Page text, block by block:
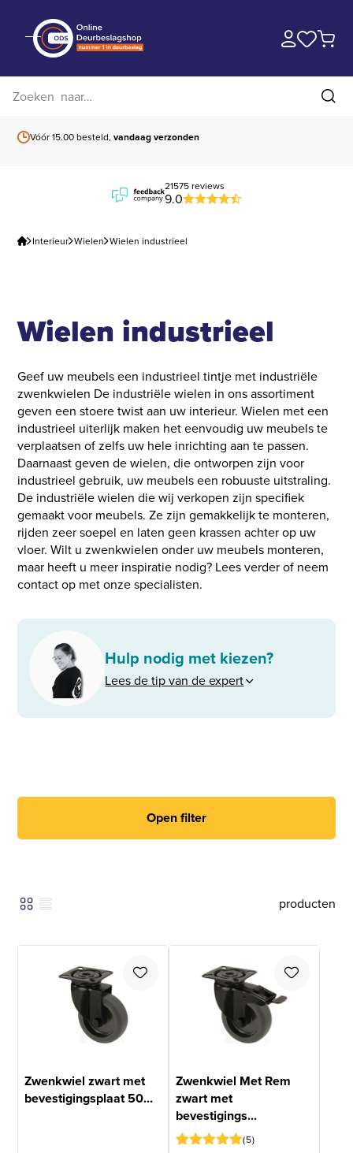
Vóór 15.00 besteld,vandaag verzonden
21575 reviews
9.0
Interieur Wielen Wielen industrieel
Wielen industrieel
Geef uw meubels een industrieel tintje met industriële
zwenkwielen De industriële wielen in ons assortiment
geven een stoere twist aan uw interieur. Wielen met een
industrieel uiterlijk maken het eenvoudig uw meubels te
verplaatsen of zelfs uw hele inrichting aan te passen.
Daarnaast geven de wielen, die ontworpen zijn voor
industrieel gebruik, uw meubels een robuuste uitstraling.
De industriële wielen die wij verkopen zijn specifiek
gemaakt voor meubels. Ze zijn gemakkelijk te monteren,
rijden zeer soepel en laten geen krassen achter op uw
vloer. Wilt u zwenkwielen onder uw meubels monteren,
maar heeft u meer inspiratie nodig? Lees verder of neem
contact op met onze specialisten.
Hulp nodig met kiezen?
Lees de tip van de expert
Open filter
producten
Zwenkwiel zwart met
bevestigingsplaat 50...
Zwenkwiel Met Rem
zwart met
bevestigings...
5